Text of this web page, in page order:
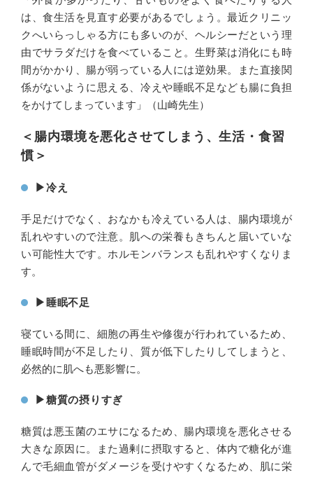
は、食生活を見直す必要があるでしょう。最近クリニッ
クへいらっしゃる方にも多いのが、ヘルシーだという理
由でサラダだけを食べていること。生野菜は消化にも時
間がかかり、腸が弱っている人には逆効果。また直接関
係がないように思える、冷えや睡眠不足なども腸に負担
をかけてしまっています」（山崎先生）
＜腸内環境を悪化させてしまう、生活・食習
慣＞
▶︎冷え
手足だけでなく、おなかも冷えている人は、腸内環境が
乱れやすいので注意。肌への栄養もきちんと届いていな
い可能性大です。ホルモンバランスも乱れやすくなりま
す。
▶︎睡眠不足
寝ている間に、細胞の再生や修復が行われているため、
睡眠時間が不足したり、質が低下したりしてしまうと、
必然的に肌へも悪影響に。
▶︎糖質の摂りすぎ
糖質は悪玉菌のエサになるため、腸内環境を悪化させる
大きな原因に。また過剰に摂取すると、体内で糖化が進
んで毛細血管がダメージを受けやすくなるため、肌に栄